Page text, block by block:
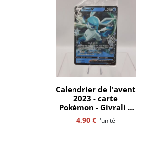
Calendrier de l'avent
2023 - carte
Pokémon - Givrali V
040/203 - Flocon de
neige
4,90 € l'unité